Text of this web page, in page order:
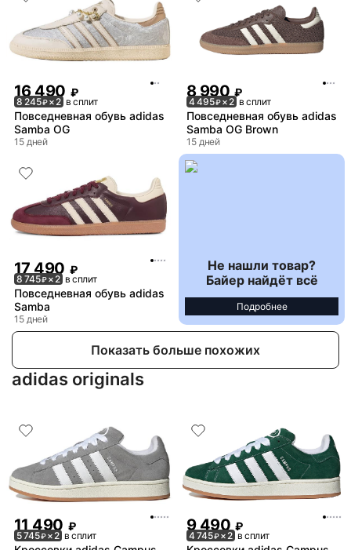
16 490 ₽
8 245₽× 2 в сплит
Повседневная обувь adidas
Samba OG
15 дней
8 990 ₽
4 495₽× 2 в сплит
Повседневная обувь adidas
Samba OG Brown
15 дней
17 490 ₽
8 745₽× 2 в сплит
Повседневная обувь adidas
Samba
15 дней
Не нашли товар?
Байер найдёт всё
Подробнее
Показать больше похожих
adidas originals
11 490 ₽
5 745₽× 2 в сплит
9 490 ₽
4 745₽× 2 в сплит